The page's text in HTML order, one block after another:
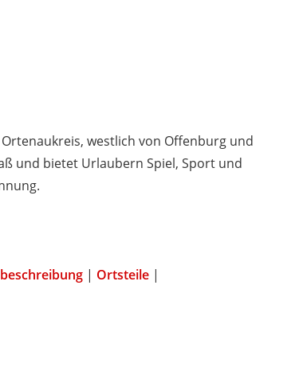
westlich von Offenburg und
und bietet Urlaubern Spiel, Sport und
| Ortsteile |